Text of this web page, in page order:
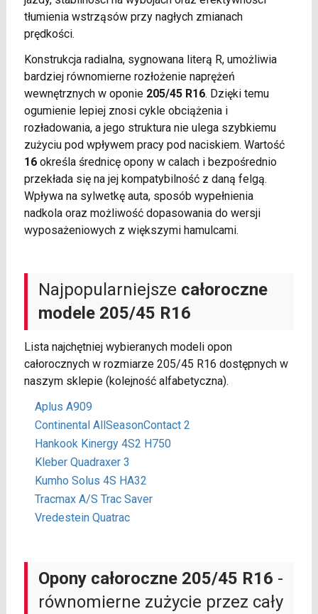
tłumienia wstrząsów przy nagłych zmianach
prędkości.
Konstrukcja radialna, sygnowana literą R, umożliwia
bardziej równomierne rozłożenie naprężeń
wewnętrznych w oponie 205/45 R16. Dzięki temu
ogumienie lepiej znosi cykle obciążenia i
rozładowania, a jego struktura nie ulega szybkiemu
zużyciu pod wpływem pracy pod naciskiem. Wartość
16określa średnicę opony w calach i bezpośrednio
przekłada się na jej kompatybilność z daną felgą.
Wpływa na sylwetkę auta, sposób wypełnienia
nadkola oraz możliwość dopasowania do wersji
wyposażeniowych z większymi hamulcami.
Najpopularniejsze całoroczne
modele 205/45 R16
Lista najchętniej wybieranych modeli opon
całorocznych w rozmiarze 205/45 R16 dostępnych w
naszym sklepie (kolejność alfabetyczna).
Aplus A909
Continental AllSeasonContact 2
Hankook Kinergy 4S2 H750
Kleber Quadraxer 3
Kumho Solus 4S HA32
Tracmax A/S Trac Saver
Vredestein Quatrac
Opony całoroczne 205/45 R16 -
równomierne zużycie przez cały